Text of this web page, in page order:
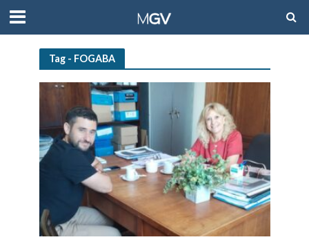
Tag - FOGABA